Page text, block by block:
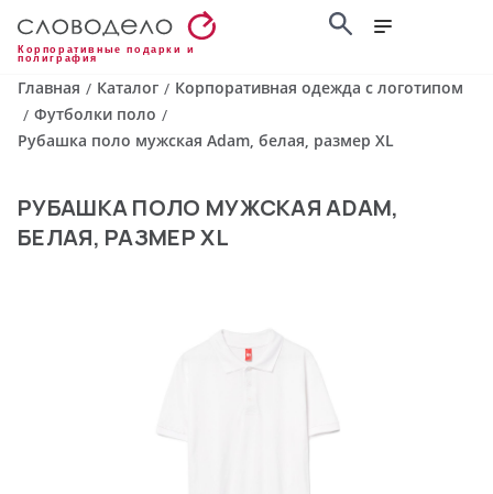
Корпоративные подарки и
полиграфия
Главная / Каталог / Корпоративная одежда с логотипом
/ Футболки поло /
Рубашка поло мужская Adam, белая, размер XL
РУБАШКА ПОЛО МУЖСКАЯ ADAM,
БЕЛАЯ, РАЗМЕР XL